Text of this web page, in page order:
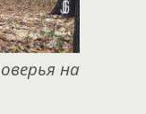
на